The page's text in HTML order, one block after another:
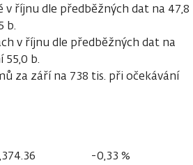
v říjnu dle předběžných dat na 47,8
b.
v říjnu dle předběžných dat na
55,0 b.
za září na 738 tis. při očekávání
-0,33 %